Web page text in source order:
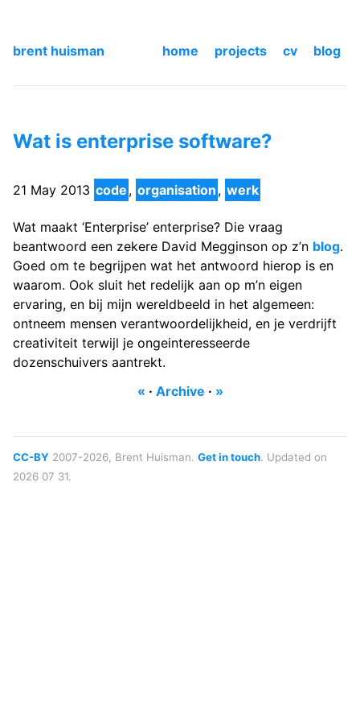
brent huisman home projects cv blog
Wat is enterprise software?
21 May 2013 code , organisation , werk
Wat maakt ‘Enterprise’ enterprise? Die vraag
beantwoord een zekere David Megginson op z’n blog.
Goed om te begrijpen wat het antwoord hierop is en
waarom. Ook sluit het redelijk aan op m’n eigen
ervaring, en bij mijn wereldbeeld in het algemeen:
ontneem mensen verantwoordelijkheid, en je verdrijft
creativiteit terwijl je ongeinteresseerde
dozenschuivers aantrekt.
« · Archive · »
CC-BY 2007-2026, Brent Huisman. Get in touch. Updated on
2026 07 31.